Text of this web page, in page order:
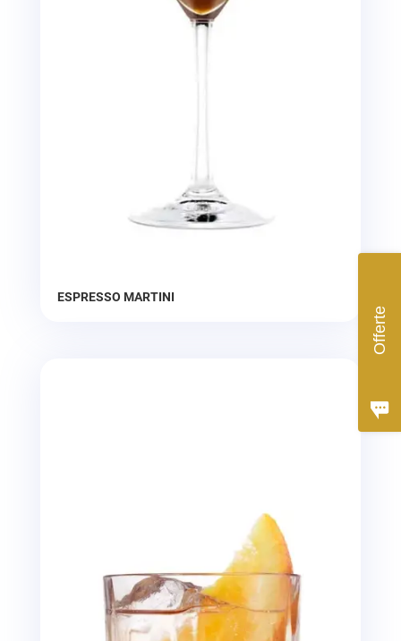
ESPRESSO MARTINI
Offerte